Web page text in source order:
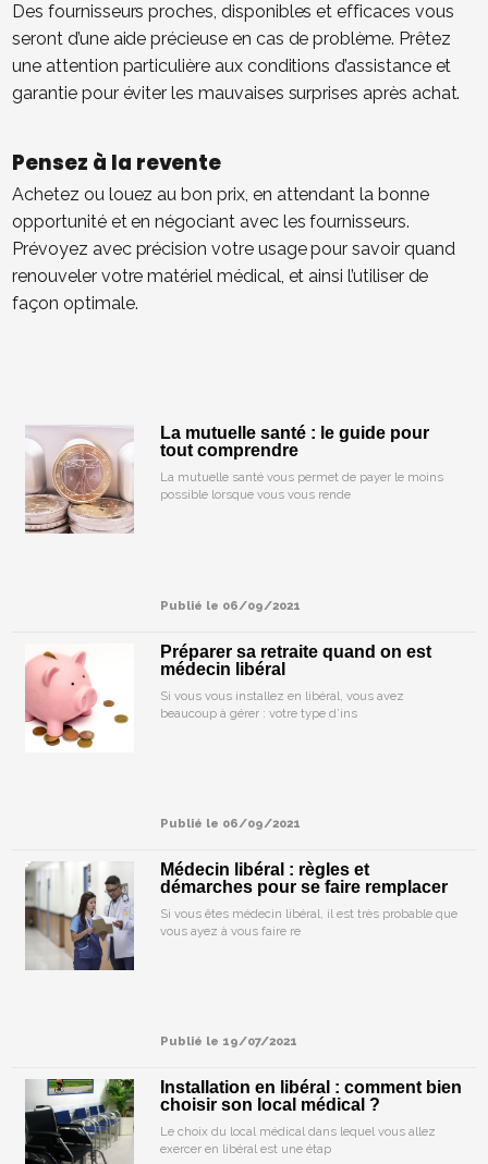
Des fournisseurs proches, disponibles et efficaces vous
seront d’une aide précieuse en cas de problème. Prêtez
une attention particulière aux conditions d’assistance et
garantie pour éviter les mauvaises surprises après achat.
Pensez à la revente
Achetez ou louez au bon prix, en attendant la bonne
opportunité et en négociant avec les fournisseurs.
Prévoyez avec précision votre usage pour savoir quand
renouveler votre matériel médical, et ainsi l’utiliser de
façon optimale.
La mutuelle santé : le guide pour
tout comprendre
La mutuelle santé vous permet de payer le moins
possible lorsque vous vous rende
Publié le 06/09/2021
Préparer sa retraite quand on est
médecin libéral
Si vous vous installez en libéral, vous avez
beaucoup à gérer : votre type d’ins
Publié le 06/09/2021
Médecin libéral : règles et
démarches pour se faire remplacer
Si vous êtes médecin libéral, il est très probable que
vous ayez à vous faire re
Publié le 19/07/2021
Installation en libéral : comment bien
choisir son local médical ?
Le choix du local médical dans lequel vous allez
exercer en libéral est une étap